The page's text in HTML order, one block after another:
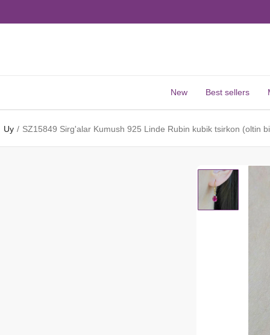
New Best sellers
Uy SZ15849 Sirg'alar Kumush 925 Linde Rubin kubik tsirkon (oltin